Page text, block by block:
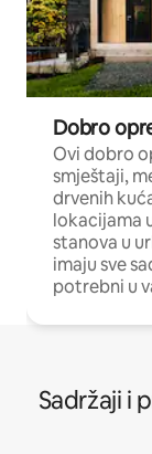
Dobro
Ovi dobro
smještaji,
drvenih
lokacijama
stanova u
imaju sve
potrebni u
Sadržaji i